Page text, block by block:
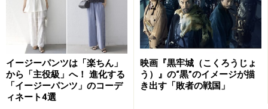
ライトグレーのワイドパンツは、リネンライクな素材。
肌にまとわりつかず、さらりとした着心地を楽しめま
す。夏の白は意外と目立つので、明るいオレンジ色に合
わせるなら、控えめなライトグレーを選んでみて。オレ
ンジ色を引き立ててくれ、バランスよくまとまります
よ。
イージーパンツは「楽ちん」
から「主役級」へ！ 進化する
「イージーパンツ」のコーデ
ィネート4選
映画『黒牢城（こくろうじょ
う）』の“黒”のイメージが描
き出す「敗者の戦国」